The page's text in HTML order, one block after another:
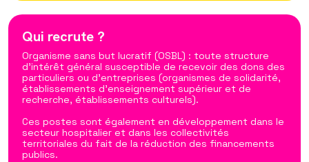
Qui recrute ?
Organisme sans but lucratif (OSBL) : toute structure
d’intérêt général susceptible de recevoir des dons des
particuliers ou d’entreprises (organismes de solidarité,
établissements d’enseignement supérieur et de
recherche, établissements culturels).
Ces postes sont également en développement dans le
secteur hospitalier et dans les collectivités
territoriales du fait de la réduction des financements
publics.